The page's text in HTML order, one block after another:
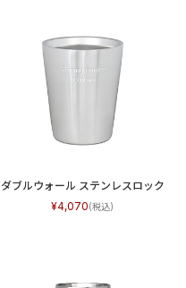
ダブルウォール ステンレスロック
4,070